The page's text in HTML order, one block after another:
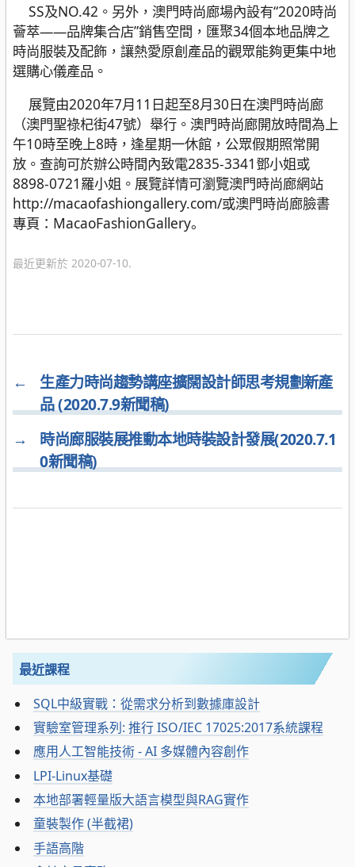
SS及NO.42。另外，澳門時尚廊場內設有“2020時尚
薈萃——品牌集合店”銷售空間，匯聚34個本地品牌之
時尚服裝及配飾，讓熱愛原創產品的觀眾能夠更集中地
選購心儀產品。
展覽由2020年7月11日起至8月30日在澳門時尚廊
（澳門聖祿杞街47號）舉行。澳門時尚廊開放時間為上
午10時至晚上8時，逢星期一休館，公眾假期照常開
放。查詢可於辦公時間內致電2835-3341鄧小姐或
8898-0721羅小姐。展覽詳情可瀏覽澳門時尚廊網站
http://macaofashiongallery.com/或澳門時尚廊臉書
專頁：MacaoFashionGallery。
最近更新於 2020-07-10.
←
生產力時尚趨勢講座擴闊設計師思考規劃新產
品 (2020.7.9新聞稿)
→
時尚廊服裝展推動本地時裝設計發展(2020.7.1
0新聞稿)
最近課程
SQL中級實戰：從需求分析到數據庫設計
實驗室管理系列: 推行 ISO/IEC 17025:2017系統課程
應用人工智能技術 - AI 多媒體內容創作
LPI-Linux基礎
本地部署輕量版大語言模型與RAG實作
童裝製作 (半截裙)
手語高階